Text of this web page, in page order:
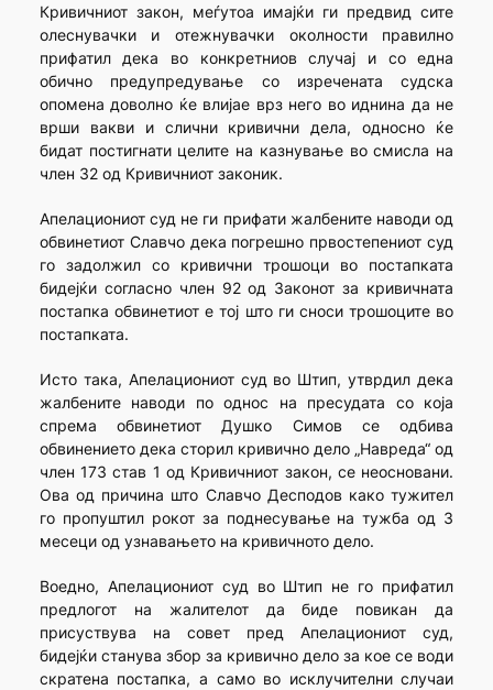
Кривичниот закон, меѓутоа имајќи ги предвид сите
олеснувачки и отежнувачки околности правилно
прифатил дека во конкретниов случај и со една
обично предупредување со изречената судска
опомена доволно ќе влијае врз него во иднина да не
врши вакви и слични кривични дела, односно ќе
бидат постигнати целите на казнување во смисла на
член 32 од Кривичниот законик.
Апелациониот суд не ги прифати жалбените наводи од
обвинетиот Славчо дека погрешно првостепениот суд
го задолжил со кривични трошоци во постапката
бидејќи согласно член 92 од Законот за кривичната
постапка обвинетиот е тој што ги сноси трошоците во
постапката.
Исто така, Апелациониот суд во Штип, утврдил дека
жалбените наводи по однос на пресудата со која
спрема обвинетиот Душко Симов се одбива
обвинението дека сторил кривично дело „Навреда“ од
член 173 став 1 од Кривичниот закон, се неосновани.
Ова од причина што Славчо Десподов како тужител
го пропуштил рокот за поднесување на тужба од 3
месеци од узнавањето на кривичното дело.
Воедно, Апелациониот суд во Штип не го прифатил
предлогот на жалителот да биде повикан да
присуствува на совет пред Апелациониот суд,
бидејќи станува збор за кривично дело за кое се води
скратена постапка, а само во исклучителни случаи